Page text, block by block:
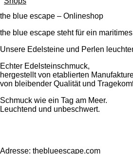
the blue escape – Onlineshop
the blue escape steht für ein
Unsere Edelsteine und Perlen
Echter Edelsteinschmuck,
hergestellt von etablierten
von bleibender Qualität und
Schmuck wie ein Tag am Meer.
Leuchtend und unbeschwert.
Adresse: theblueescape.com